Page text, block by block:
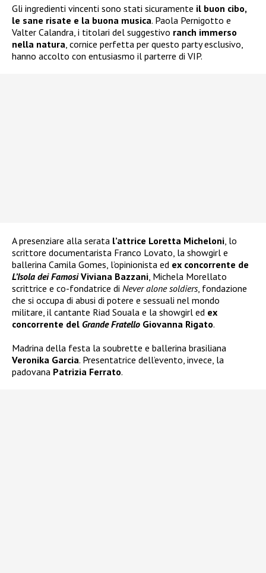
Gli ingredienti vincenti sono stati sicuramente il buon cibo,
le sane risate e la buona musica. Paola Pernigotto e
Valter Calandra, i titolari del suggestivo ranch immerso
nella natura, cornice perfetta per questo party esclusivo,
hanno accolto con entusiasmo il parterre di VIP.
A presenziare alla serata l’attrice Loretta Micheloni, lo
scrittore documentarista Franco Lovato, la showgirl e
ballerina Camila Gomes, l’opinionista ed ex concorrente de
L’Isola dei FamosiViviana Bazzani, Michela Morellato
scrittrice e co-fondatrice di Never alone soldiers, fondazione
che si occupa di abusi di potere e sessuali nel mondo
militare, il cantante Riad Souala e la showgirl ed ex
concorrente del Grande Fratello Giovanna Rigato.
Madrina della festa la soubrette e ballerina brasiliana
Veronika Garcia. Presentatrice dell’evento, invece, la
padovana Patrizia Ferrato.